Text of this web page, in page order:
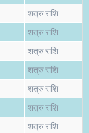
शत्रु राशि
शत्रु राशि
शत्रु राशि
शत्रु राशि
शत्रु राशि
शत्रु राशि
शत्रु राशि